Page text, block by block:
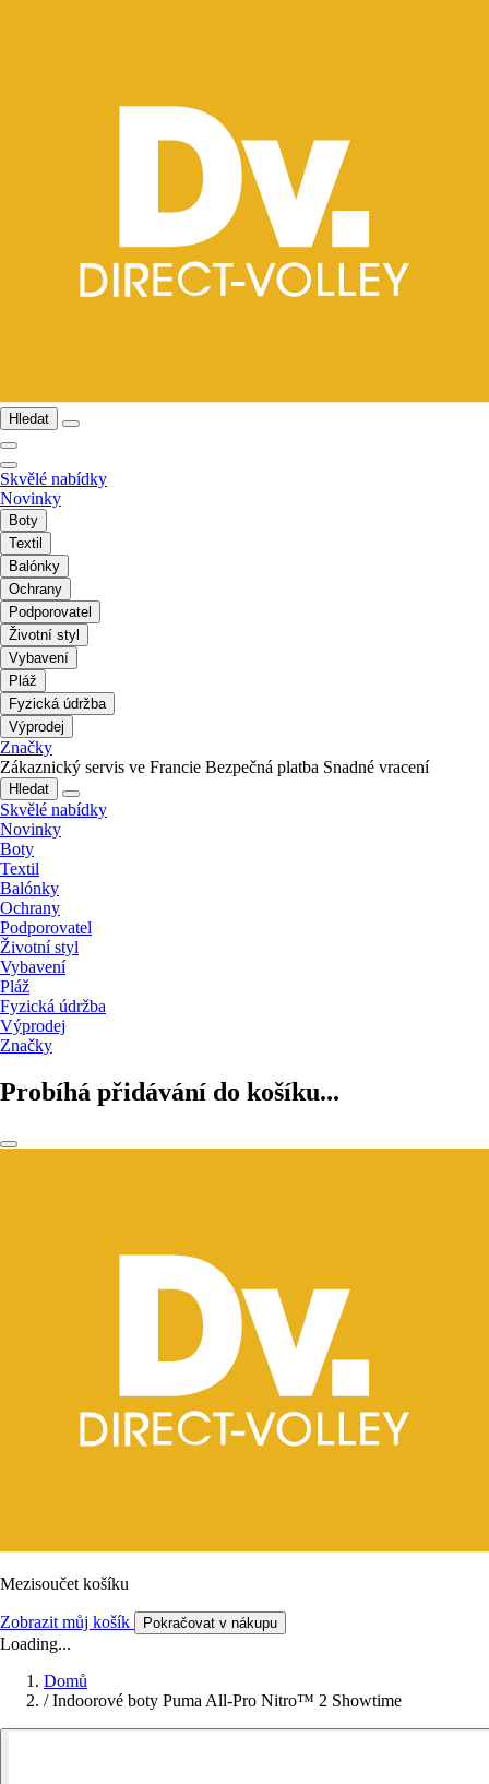
Hledat
Skvělé nabídky
Novinky
Boty
Textil
Balónky
Ochrany
Podporovatel
Životní styl
Vybavení
Pláž
Fyzická údržba
Výprodej
Značky
Zákaznický servis ve Francie Bezpečná platba Snadné vracení
Hledat
Skvělé nabídky
Novinky
Boty
Textil
Balónky
Ochrany
Podporovatel
Životní styl
Vybavení
Pláž
Fyzická údržba
Výprodej
Značky
Probíhá přidávání do košíku...
Mezisoučet košíku
Zobrazit můj košík Pokračovat v nákupu
Loading...
Domů
/ Indoorové boty Puma All-Pro Nitro™ 2 Showtime